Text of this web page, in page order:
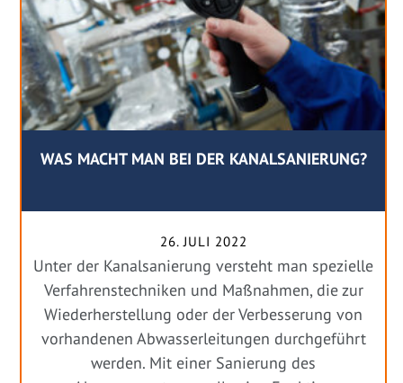
WAS MACHT MAN BEI DER KANALSANIERUNG?
26. JULI 2022
Unter der Kanalsanierung versteht man spezielle
Verfahrenstechniken und Maßnahmen, die zur
Wiederherstellung oder der Verbesserung von
vorhandenen Abwasserleitungen durchgeführt
werden. Mit einer Sanierung des